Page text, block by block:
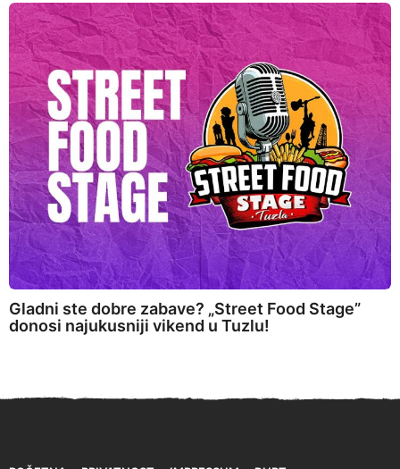
Gladni ste dobre zabave? „Street Food Stage”
donosi najukusniji vikend u Tuzlu!